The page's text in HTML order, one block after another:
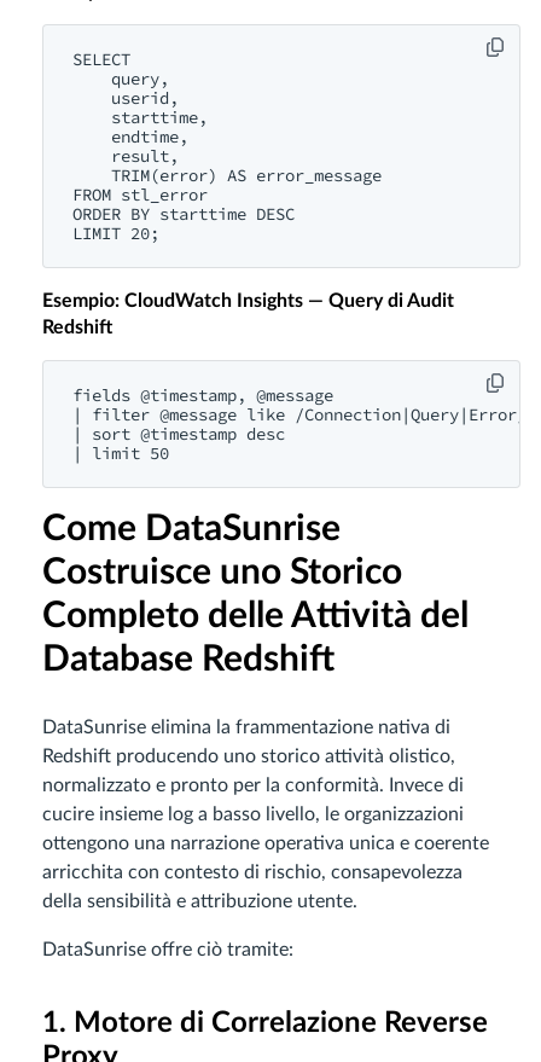
SELECT
    query,
    userid,
    starttime,
    endtime,
    result,
    TRIM(error) AS error_message
FROM stl_error
ORDER BY starttime DESC
Esempio: CloudWatch Insights — Query di Audit
Redshift
fields @timestamp, @message
| filter @message like /Connection|Query|Error/
| sort @timestamp desc
Come DataSunrise
Costruisce uno Storico
Completo delle Attività del
Database Redshift
DataSunrise elimina la frammentazione nativa di
Redshift producendo uno storico attività olistico,
normalizzato e pronto per la conformità. Invece di
cucire insieme log a basso livello, le organizzazioni
ottengono una narrazione operativa unica e coerente
arricchita con contesto di rischio, consapevolezza
della sensibilità e attribuzione utente.
DataSunrise offre ciò tramite:
1. Motore di Correlazione Reverse